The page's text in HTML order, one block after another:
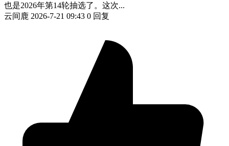
也是2026年第14轮抽选了。这次...
云间鹿 2026-7-21 09:43 0 回复